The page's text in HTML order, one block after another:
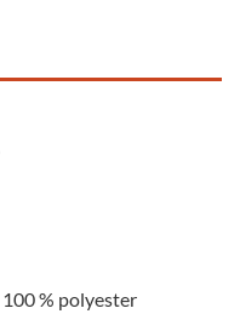
% polyester